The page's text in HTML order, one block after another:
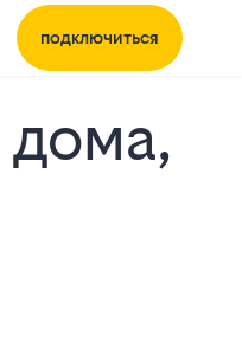
подключиться